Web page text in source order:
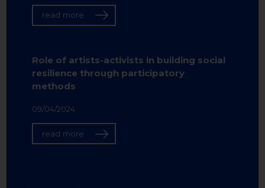
read more
Role of artists-activists in building social
resilience through participatory
methods
09/04/2024
read more